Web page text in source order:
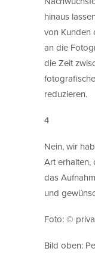
hinaus
von Kunden
an die
die Zeit
reduzieren.
4
Nein, wir
Art erhalten,
das
und
Foto: ©
Bild oben: